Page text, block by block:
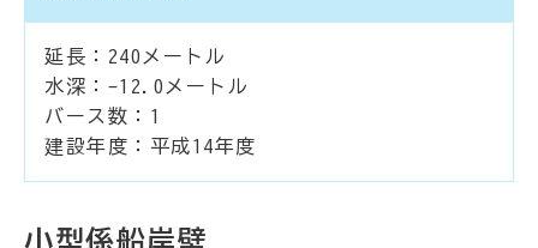
延長：240メートル
水深：-12.0メートル
バース数：1
建設年度：平成14年度
小型係船岸壁